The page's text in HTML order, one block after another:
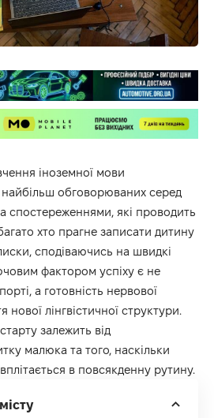
іноземної мови
обговорюваних серед
спостереженнями, які проводить
хто прагне записати дитину
сподіваючись на швидкі
фактором успіху є не
а готовність нервової
лінгвістичної структури.
залежить від
малюка та того, наскільки
в повсякденну рутину.